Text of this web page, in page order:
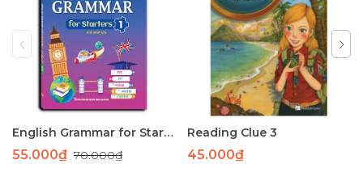
English Grammar for Starters 1
55.000₫ 70.000₫
Reading Clue 3
45.000₫